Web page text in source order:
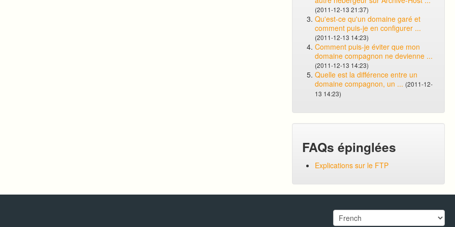
(2011-12-13 21:37)
Qu'est-ce qu'un domaine garé et
comment puis-je en configurer ...
(2011-12-13 14:23)
Comment puis-je éviter que mon
domaine compagnon ne devienne ...
(2011-12-13 14:23)
Quelle est la différence entre un
domaine compagnon, un ... (2011-12-
13 14:23)
FAQs épinglées
Explications sur le FTP